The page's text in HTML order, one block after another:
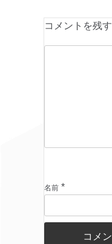
コメントを残す
名前 *